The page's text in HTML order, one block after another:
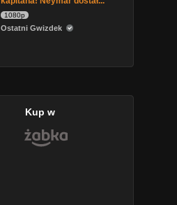
1080p
Ostatni Gwizdek
Kup w